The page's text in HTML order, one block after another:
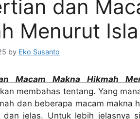
dan
Menurut
by Eko Susanto
Macam Makna Hikmah
membahas tentang. Yang
dan beberapa macam makna
dan jelas. Untuk lebih jelasnya